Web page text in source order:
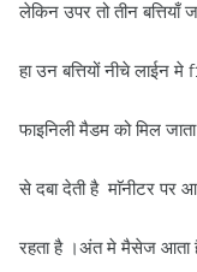
लेकिन उपर तो तीन बत्तियाँ
हा उन बत्तियों नीचे लाईन
फाइनिली मैडम को मिल
से दबा देती है माॅनीटर
रहता है ।अंत मे मैसेज आता